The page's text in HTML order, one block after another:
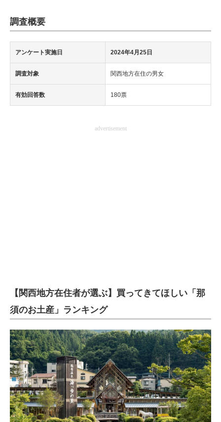
調査概要
アンケート実施日 2024年4月25日
調査対象 関西地方在住の男女
有効回答数 180票
advertisement
【関西地方在住者が選ぶ】買ってきてほしい「那
須のお土産」ランキング